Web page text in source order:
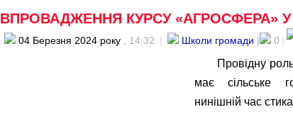
ВПРОВАДЖЕННЯ КУРСУ «АГРОСФЕРА»
04 Березня 2024 року , 14:32 | Школи громади | 0 |
Провідну
має сільське
нинішній час